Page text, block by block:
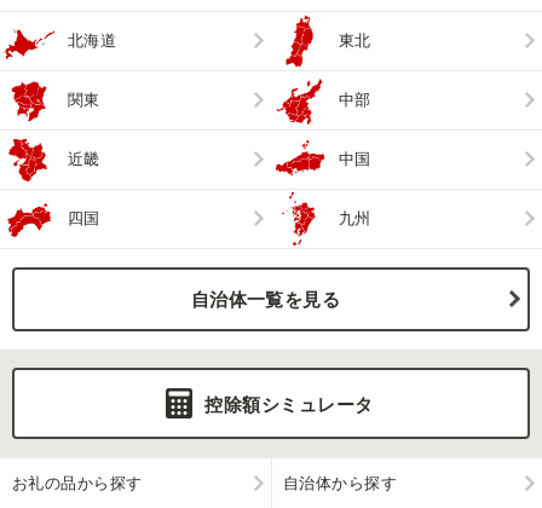
北海道 東北
関東 中部
近畿 中国
四国 九州
自治体一覧を見る
控除額シミュレータ
お礼の品から探す 自治体から探す